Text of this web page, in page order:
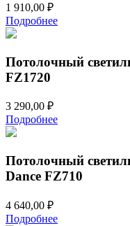
1 910,00 ₽
Подробнее
Потолочный
FZ1720
3 290,00 ₽
Подробнее
Потолочный
Dance FZ710
4 640,00 ₽
Подробнее